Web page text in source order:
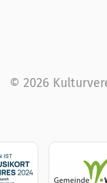
© 2026